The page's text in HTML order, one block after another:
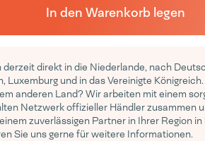
In den Warenkorb legen
derzeit direkt in die Niederlande, nach
Luxemburg und in das Vereinigte
anderen Land? Wir arbeiten mit einem
Netzwerk offizieller Händler zusammen
zuverlässigen Partner in Ihrer Region
Sie uns gerne für weitere Informationen.